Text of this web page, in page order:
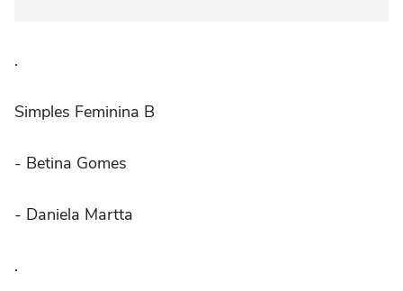
.⠀
Simples Feminina B
- Betina Gomes
- Daniela Martta
.